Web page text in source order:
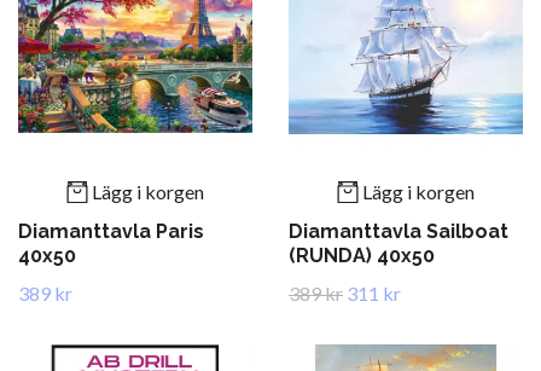
Lägg i korgen
Diamanttavla Paris
40x50
389 kr
Lägg i korgen
Diamanttavla Sailboat
(RUNDA) 40x50
389 kr 311 kr